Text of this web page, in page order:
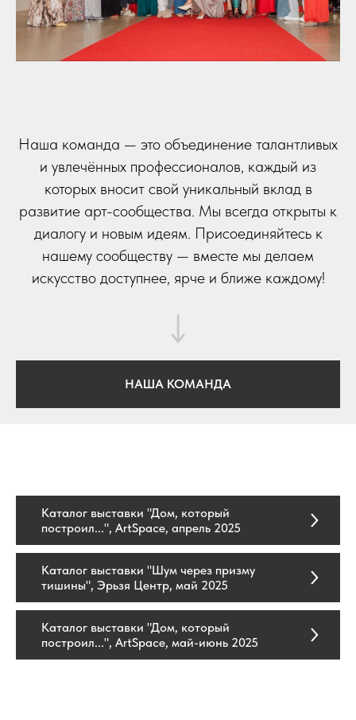
Наша команда — это объединение талантливых
и увлечённых профессионалов, каждый из
которых вносит свой уникальный вклад в
развитие арт-сообщества. Мы всегда открыты к
диалогу и новым идеям. Присоединяйтесь к
нашему сообществу — вместе мы делаем
искусство доступнее, ярче и ближе каждому!
НАША КОМАНДА
Каталог выставки "Дом, который
построил...", ArtSpace, апрель 2025
Каталог выставки "Шум через призму
тишины", Эрьзя Центр, май 2025
Каталог выставки "Дом, который
построил...", ArtSpace, май-июнь 2025